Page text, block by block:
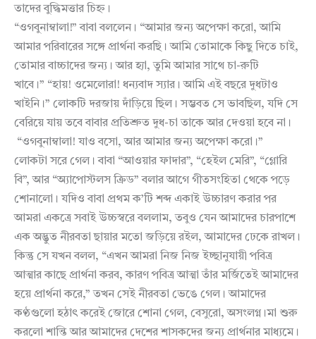
তাদের বুদ্ধিমত্তার চিহ্ন।
“ওগবুনাম্বালা!” বাবা বললেন। “আমার জন্য অপেক্ষা করো, আমি
আমার পরিবারের সঙ্গে প্রার্থনা করছি। আমি তোমাকে কিছু দিতে চাই,
তোমার বাচ্চাদের জন্য। আর হ্যা, তুমি আমার সাথে চা-রুটি
খাবে।” “হায়! ওমেলোরা! ধন্যবাদ স্যার। আমি এই বছরে দুধটাও
খাইনি।” লোকটি দরজায় দাঁড়িয়ে ছিল। সম্ভবত সে ভাবছিল, যদি সে
বেরিয়ে যায় তবে বাবার প্রতিশ্রুত দুধ-চা তাকে আর দেওয়া হবে না।
“ওগবুনাম্বালা! যাও বসো, আর আমার জন্য অপেক্ষা করো।”
লোকটা সরে গেল। বাবা “আওয়ার ফাদার”, “হেইল মেরি”, “গ্লোরি
বি”, আর “অ্যাপোস্টলস ক্রিড” বলার আগে গীতসংহিতা থেকে পড়ে
শোনালো। যদিও বাবা প্রথম ক’টি শব্দ একাই উচ্চারণ করার পর
আমরা একত্রে সবাই উচ্চস্বরে বললাম, তবুও যেন আমাদের চারপাশে
এক অদ্ভুত নীরবতা ছায়ার মতো জড়িয়ে রইল, আমাদের ঢেকে রাখল।
কিন্তু সে যখন বলল, “এখন আমরা নিজ নিজ ইচ্ছানুযায়ী পবিত্র
আত্মার কাছে প্রার্থনা করব, কারণ পবিত্র আত্মা তাঁর মর্জিতেই আমাদের
হয়ে প্রার্থনা করে,” তখন সেই নীরবতা ভেঙে গেল। আমাদের
কণ্ঠগুলো হঠাৎ করেই জোরে শোনা গেল, বেসুরো, অসংলগ্ন।মা শুরু
করলো শান্তি আর আমাদের দেশের শাসকদের জন্য প্রার্থনার মাধ্যমে।